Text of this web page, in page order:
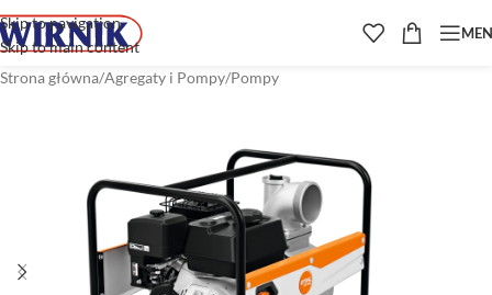
Skip to navigation
Skip to main content
Strona główna/Agregaty i Pompy/Pompy